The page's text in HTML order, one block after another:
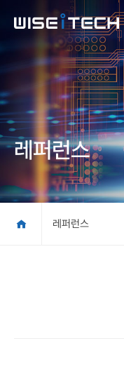
레퍼런스
레퍼런스